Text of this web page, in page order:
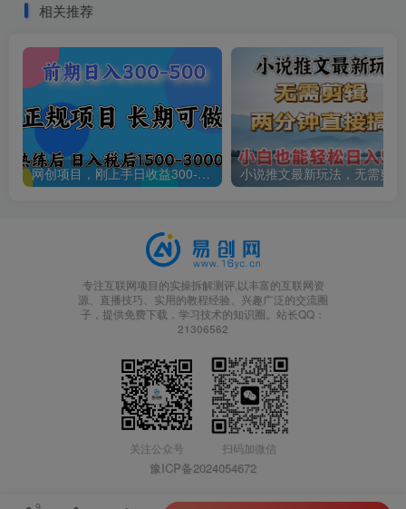
相关推荐
网创项目，刚上手日收益300-500左右，熟悉后日收益1500-3000
专注互联网项目的实操拆解测评,以丰富的互联网资
源、直播技巧、实用的教程经验、兴趣广泛的交流圈
子，提供免费下载，学习技术的知识圈。站长QQ：
21306562
关注公众号 扫码加微信
豫ICP备2024054672